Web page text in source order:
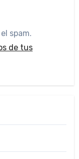
spam.
de tus